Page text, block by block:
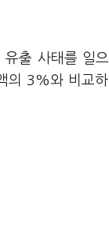
출 사태를 일
3%와 비교